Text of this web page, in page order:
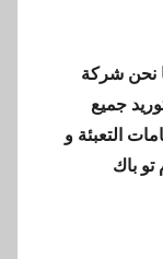
نحن شركة
جميع
التعبئة و
تو باك